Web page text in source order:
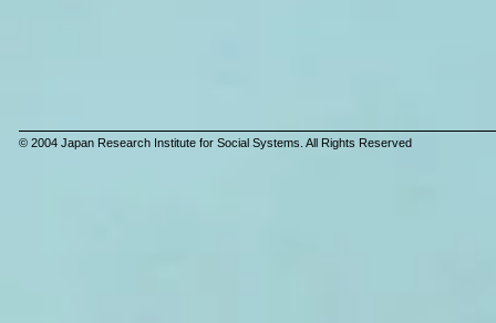
© 2004 Japan Research Institute for Social Systems. All Rights Reserved